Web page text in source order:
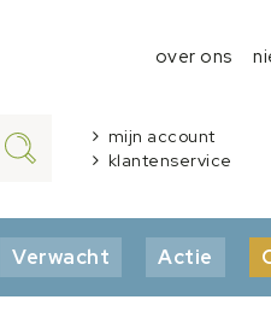
over ons
mijn account
klantenservice
Verwacht Actie